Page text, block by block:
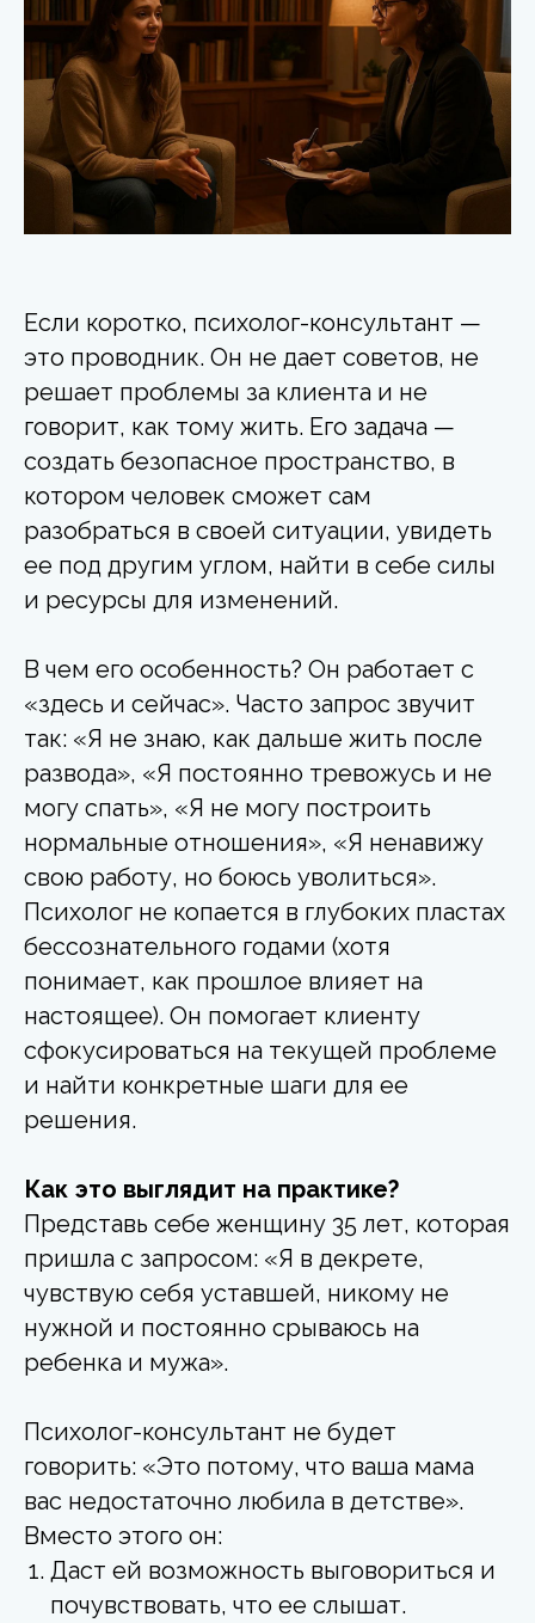
Если коротко, психолог-консультант —
это проводник. Он не дает советов, не
решает проблемы за клиента и не
говорит, как тому жить. Его задача —
создать безопасное пространство, в
котором человек сможет сам
разобраться в своей ситуации, увидеть
ее под другим углом, найти в себе силы
и ресурсы для изменений.
В чем его особенность? Он работает с
«здесь и сейчас». Часто запрос звучит
так: «Я не знаю, как дальше жить после
развода», «Я постоянно тревожусь и не
могу спать», «Я не могу построить
нормальные отношения», «Я ненавижу
свою работу, но боюсь уволиться».
Психолог не копается в глубоких пластах
бессознательного годами (хотя
понимает, как прошлое влияет на
настоящее). Он помогает клиенту
сфокусироваться на текущей проблеме
и найти конкретные шаги для ее
решения.
Как это выглядит на практике?
Представь себе женщину 35 лет, которая
пришла с запросом: «Я в декрете,
чувствую себя уставшей, никому не
нужной и постоянно срываюсь на
ребенка и мужа».
Психолог-консультант не будет
говорить: «Это потому, что ваша мама
вас недостаточно любила в детстве».
Вместо этого он:
Даст ей возможность выговориться и
почувствовать, что ее слышат.